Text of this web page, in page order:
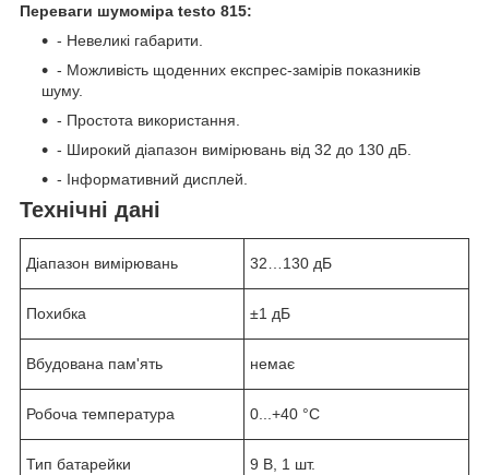
Переваги шумоміра testo 815:
- Невеликі габарити.
- Можливість щоденних експрес-замірів показників
шуму.
- Простота використання.
- Широкий діапазон вимірювань від 32 до 130 дБ.
- Інформативний дисплей.
Технічні дані
Діапазон вимірювань 32…130 дБ
Похибка ±1 дБ
Вбудована пам'ять немає
Робоча температура 0...+40 °С
Тип батарейки 9 В, 1 шт.